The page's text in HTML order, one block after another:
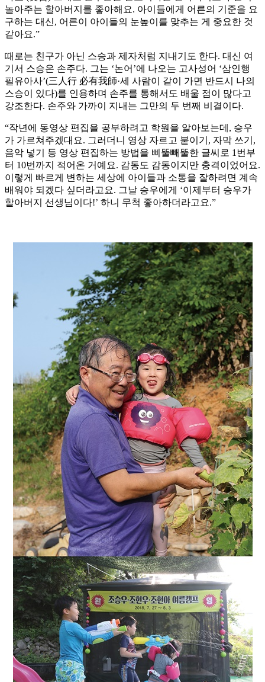
놀아주는 할아버지를 좋아해요. 아이들에게 어른의 기준을 요
구하는 대신, 어른이 아이들의 눈높이를 맞추는 게 중요한 것
같아요.”
때로는 친구가 아닌 스승과 제자처럼 지내기도 한다. 대신 여
기서 스승은 손주다. 그는 ‘논어’에 나오는 고사성어 ‘삼인행
필유아사’(三人行 必有我師·세 사람이 같이 가면 반드시 나의
스승이 있다)를 인용하며 손주를 통해서도 배울 점이 많다고
강조한다. 손주와 가까이 지내는 그만의 두 번째 비결이다.
“작년에 동영상 편집을 공부하려고 학원을 알아보는데, 승우
가 가르쳐주겠대요. 그러더니 영상 자르고 붙이기, 자막 쓰기,
음악 넣기 등 영상 편집하는 방법을 삐뚤빼뚤한 글씨로 1번부
터 10번까지 적어온 거예요. 감동도 감동이지만 충격이었어요.
이렇게 빠르게 변하는 세상에 아이들과 소통을 잘하려면 계속
배워야 되겠다 싶더라고요. 그날 승우에게 ‘이제부터 승우가
할아버지 선생님이다!’ 하니 무척 좋아하더라고요.”